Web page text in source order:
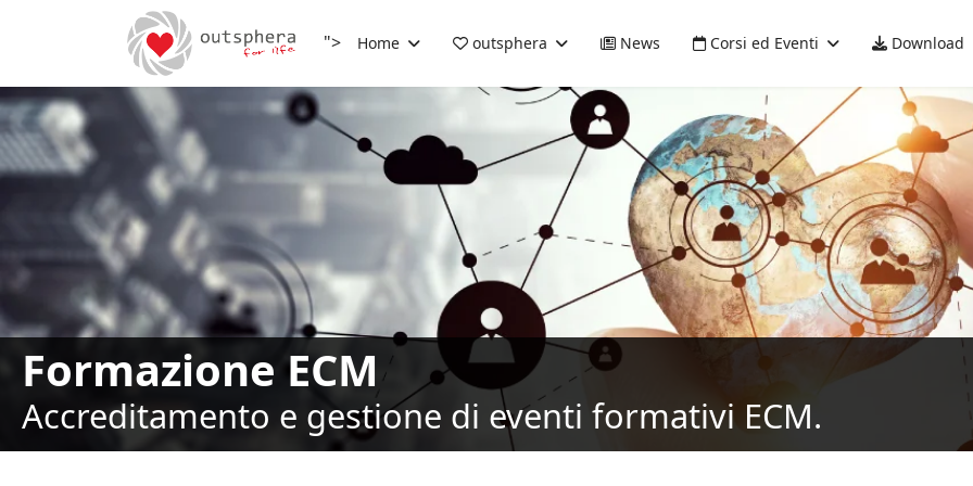
"> Home outsphera News Corsi ed Eventi Download
Formazione ECM
Accreditamento e gestione di eventi formativi ECM.